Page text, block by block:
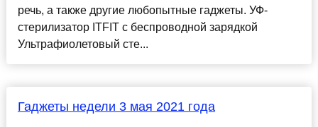
речь, а также другие любопытные гаджеты. УФ-
стерилизатор ITFIT с беспроводной зарядкой
Ультрафиолетовый сте...
Гаджеты недели 3 мая 2021 года